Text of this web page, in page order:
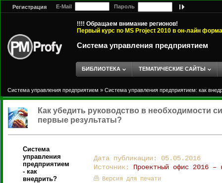
Регистрация E-Mail Пароль
!!!! Обращаем внимание регионов!
Первый курс по MS Project 2010 в он-лайн
Система управления предприятием
БИБЛИОТЕКА ТЕМАТИЧЕСКИЕ САЙТЫ
Система управления предприятием » Система управления предприятием: как
Как убедить руководство в необходимости
первые результаты?
Система
управления
предприятием
- как
внедрить?
Дата публикации: 05.05.2016
Источник: Проектный офис 2016 –
Версия для печати